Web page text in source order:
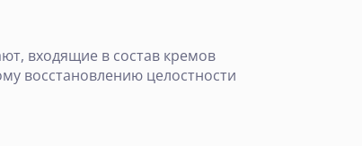
входящие в состав кремов
восстановлению целостности